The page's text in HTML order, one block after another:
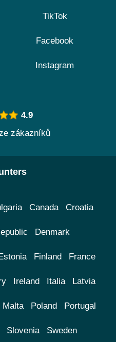
TikTok
Facebook
Instagram
4.9
zákazníků
Canada Croatia
Denmark
Estonia Finland France
Ireland Italia Latvia
Malta Poland Portugal
Slovenia Sweden